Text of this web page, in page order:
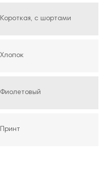
Короткая, с шортами
Хлопок
Фиолетовый
Принт